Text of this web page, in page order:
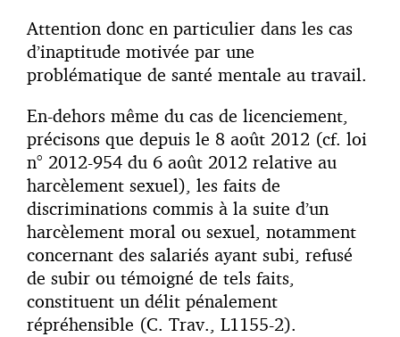
Attention donc en particulier dans les cas
d’inaptitude motivée par une
problématique de santé mentale au travail.
En-dehors même du cas de licenciement,
précisons que depuis le 8 août 2012 (cf. loi
n° 2012-954 du 6 août 2012 relative au
harcèlement sexuel), les faits de
discriminations commis à la suite d’un
harcèlement moral ou sexuel, notamment
concernant des salariés ayant subi, refusé
de subir ou témoigné de tels faits,
constituent un délit pénalement
répréhensible (C. Trav., L1155-2).